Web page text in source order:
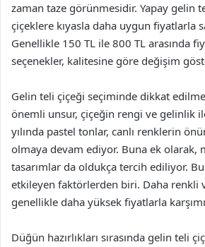
zaman taze görünmesidir. Yapay gelin
çiçeklere kıyasla daha uygun fiyatlarla
Genellikle 150 TL ile 800 TL arasında
seçenekler, kalitesine göre değişim
Gelin teli çiçeği seçiminde dikkat
önemli unsur, çiçeğin rengi ve gelinlik
yılında pastel tonlar, canlı renklerin
olmaya devam ediyor. Buna ek olarak,
tasarımlar da oldukça tercih ediliyor.
etkileyen faktörlerden biri. Daha renkli
genellikle daha yüksek fiyatlarla
Düğün hazırlıkları sırasında gelin teli